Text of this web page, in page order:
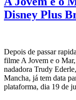
Disney Plus
Depois de passar
filme A Jovem e o
nadadora Trudy
Mancha, já tem data
plataforma, dia 19 de